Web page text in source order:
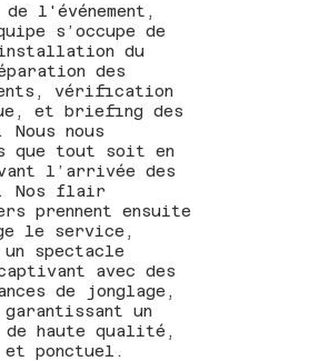
l'événement,
s’occupe de
du
des
vérification
et briefing des
Nous nous
que tout soit en
l’arrivée des
Nos flair
prennent ensuite
le service,
spectacle
avec des
de jonglage,
un
de haute qualité,
et ponctuel.